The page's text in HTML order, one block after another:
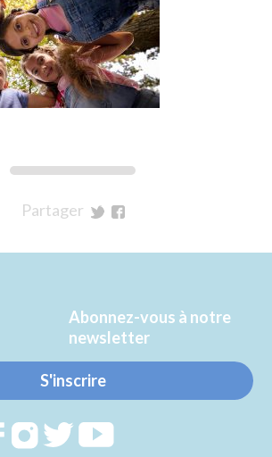
Partager
Twitter
Facebook
Abonnez-vous à notre
newsletter
S'inscrire
RejoignezRejoignezRejoignez